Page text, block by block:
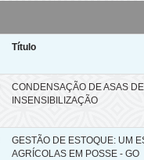
Título
CONDENSAÇÃO DE ASAS
INSENSIBILIZAÇÃO
GESTÃO DE ESTOQUE: UM
AGRÍCOLAS EM POSSE - GO